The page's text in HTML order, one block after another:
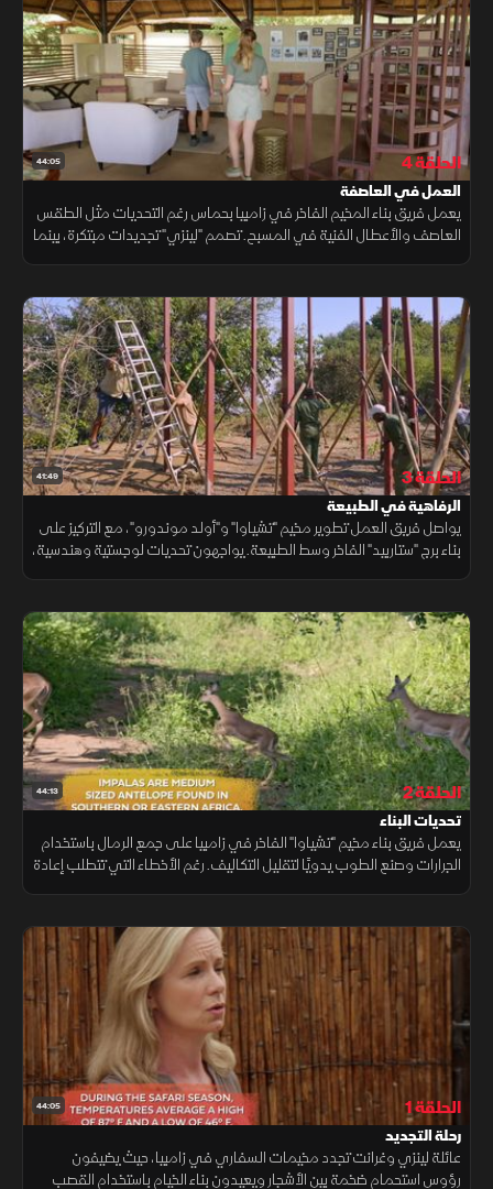
44:05 الحلقة 4
العمل في العاصفة
يعمل فريق بناء المخيم الفاخر في زامبيا بحماس رغم التحديات مثل الطقس
العاصف والأعطال الفنية في المسبح. تصمم "لينزي" تجديدات مبتكرة، بينما
41:49 الحلقة 3
الرفاهية في الطبيعة
يواصل فريق العمل تطوير مخيم "تشياوا" و"أولد موندورو"، مع التركيز على
بناء برج "ستاربيد" الفاخر وسط الطبيعة. يواجهون تحديات لوجستية وهندسية،
44:13 الحلقة 2
تحديات البناء
يعمل فريق بناء مخيم "تشياوا" الفاخر في زامبيا على جمع الرمال باستخدام
الجرارات وصنع الطوب يدويًا لتقليل التكاليف. رغم الأخطاء التي تتطلب إعادة
44:05 الحلقة 1
رحلة التجديد
عائلة لينزي وغرانت تجدد مخيمات السفاري في زامبيا، حيث يضيفون
رؤوس استحمام ضخمة بين الأشجار ويعيدون بناء الخيام باستخدام القصب